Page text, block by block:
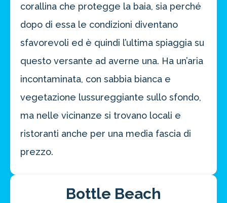
corallina che protegge la baia, sia perché
dopo di essa le condizioni diventano
sfavorevoli ed è quindi l’ultima spiaggia su
questo versante ad averne una. Ha un’aria
incontaminata, con sabbia bianca e
vegetazione lussureggiante sullo sfondo,
ma nelle vicinanze si trovano locali e
ristoranti anche per una media fascia di
prezzo.
Bottle Beach